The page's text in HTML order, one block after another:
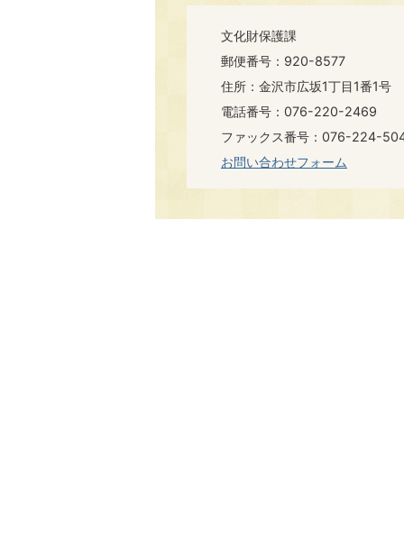
文化財保護課
郵便番号：920-8577
住所：金沢市広坂1丁目1番1号
電話番号：076-220-2469
ファックス番号：076-224-
お問い合わせフォーム